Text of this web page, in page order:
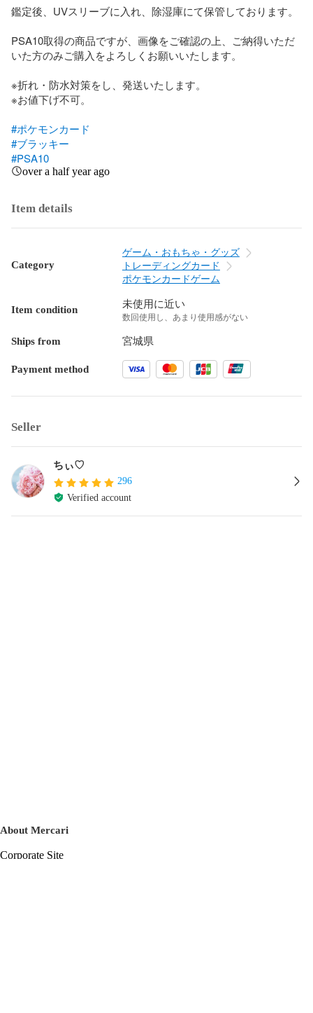
鑑定後、UVスリーブに入れ、除湿庫にて保管しております。
PSA10取得の商品ですが、画像をご確認の上、ご納得いただ
いた方のみご購入をよろしくお願いいたします。
※折れ・防水対策をし、発送いたします。
※お値下げ不可。
#ポケモンカード
#ブラッキー
#PSA10
over a half year ago
Item details
Category
ゲーム・おもちゃ・グッズ
トレーディングカード
ポケモンカードゲーム
Item condition 未使用に近い
数回使用し、あまり使用感がない
Ships from 宮城県
Payment method
Seller
ちぃ♡
296
Verified account
About Mercari
Corporate Site